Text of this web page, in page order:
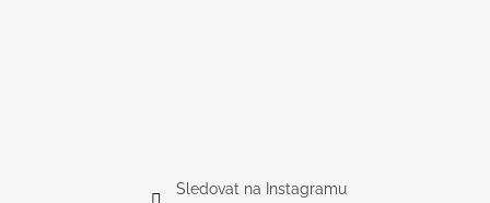
Sledovat na Instagramu